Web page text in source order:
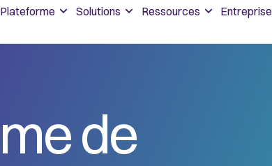
Plateforme Solutions Ressources Entreprise
de